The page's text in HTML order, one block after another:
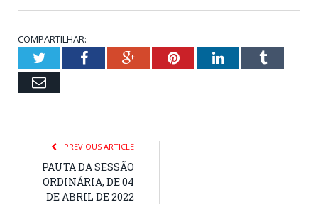
COMPARTILHAR:
TwitterFacebookGoogle+PinterestLinkedInTumblr
Email
PREVIOUS ARTICLE
PAUTA DA SESSÃO
ORDINÁRIA, DE 04
DE ABRIL DE 2022